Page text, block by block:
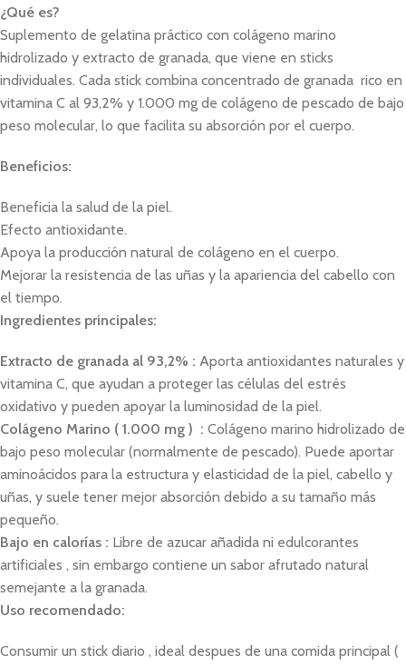
¿Qué es?
Suplemento de gelatina práctico con colágeno marino
hidrolizado y extracto de granada, que viene en sticks
individuales. Cada stick combina concentrado de granada rico en
vitamina C al 93,2% y 1.000 mg de colágeno de pescado de bajo
peso molecular, lo que facilita su absorción por el cuerpo.
Beneficios:
Beneficia la salud de la piel.
Efecto antioxidante.
Apoya la producción natural de colágeno en el cuerpo.
Mejorar la resistencia de las uñas y la apariencia del cabello con
el tiempo.
Ingredientes principales:
Extracto de granada al 93,2% : Aporta antioxidantes naturales y
vitamina C, que ayudan a proteger las células del estrés
oxidativo y pueden apoyar la luminosidad de la piel.
Colágeno Marino ( 1.000 mg ) : Colágeno marino hidrolizado de
bajo peso molecular (normalmente de pescado). Puede aportar
aminoácidos para la estructura y elasticidad de la piel, cabello y
uñas, y suele tener mejor absorción debido a su tamaño más
pequeño.
Bajo en calorías : Libre de azucar añadida ni edulcorantes
artificiales , sin embargo contiene un sabor afrutado natural
semejante a la granada.
Uso recomendado:
Consumir un stick diario , ideal despues de una comida principal (